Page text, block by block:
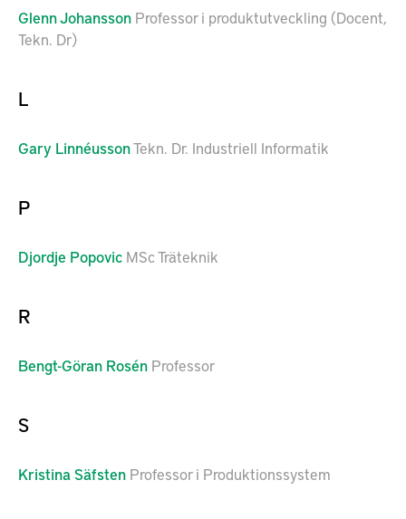
GlennJohansson Professor i produktutveckling (Docent,
Tekn. Dr)
L
Gary LinnéussonTekn. Dr. Industriell Informatik
P
Djordje Popovic MSc Träteknik
R
Bengt-Göran Rosén Professor
S
KristinaSäfsten Professor i Produktionssystem